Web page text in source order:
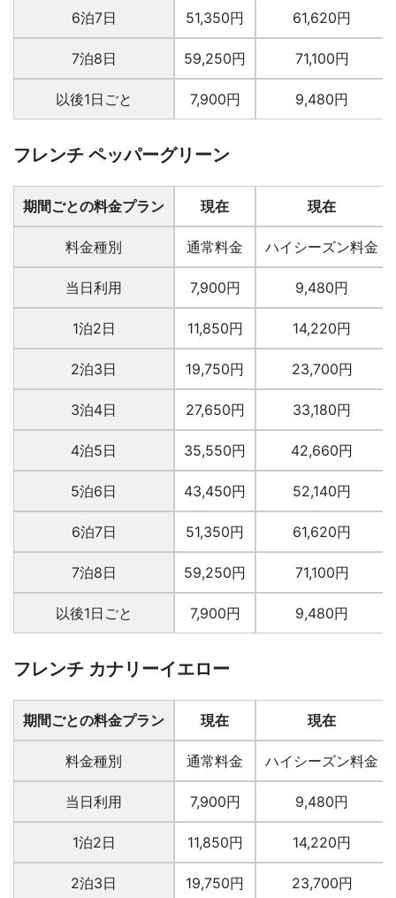
6泊7日
7泊8日
以後1日ごと
51,350円
59,250円
7,900円
61,620円
71,100円
9,480円
フレンチ ペッパーグリーン
期間ごとの料金プラン
料金種別
当日利用
1泊2日
2泊3日
3泊4日
4泊5日
5泊6日
6泊7日
7泊8日
以後1日ごと
現在
通常料金
7,900円
11,850円
19,750円
27,650円
35,550円
43,450円
51,350円
59,250円
7,900円
現在
ハイシーズン料金
9,480円
14,220円
23,700円
33,180円
42,660円
52,140円
61,620円
71,100円
9,480円
フレンチ カナリーイエロー
期間ごとの料金プラン
料金種別
当日利用
1泊2日
2泊3日
現在
通常料金
7,900円
11,850円
19,750円
現在
ハイシーズン料金
9,480円
14,220円
23,700円